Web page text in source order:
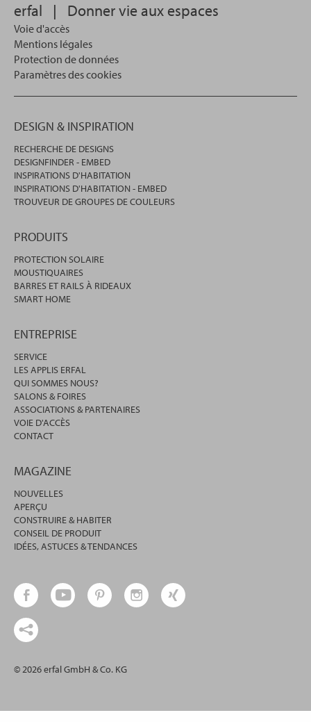
recherche.
erfal | Donner vie aux espaces
Voie d'accès
Mentions légales
Protection de données
Paramètres des cookies
DESIGN & INSPIRATION
RECHERCHE DE DESIGNS
DESIGNFINDER - EMBED
INSPIRATIONS D'HABITATION
INSPIRATIONS D'HABITATION - EMBED
TROUVEUR DE GROUPES DE COULEURS
PRODUITS
PROTECTION SOLAIRE
MOUSTIQUAIRES
BARRES ET RAILS À RIDEAUX
SMART HOME
ENTREPRISE
SERVICE
LES APPLIS ERFAL
QUI SOMMES NOUS?
SALONS & FOIRES
ASSOCIATIONS & PARTENAIRES
VOIE D'ACCÈS
CONTACT
MAGAZINE
NOUVELLES
APERÇU
CONSTRUIRE & HABITER
CONSEIL DE PRODUIT
IDÉES, ASTUCES & TENDANCES
© 2026 erfal GmbH & Co. KG